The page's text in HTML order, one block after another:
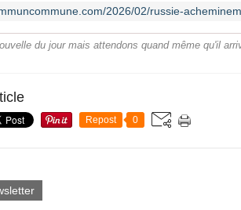
du jour mais attendons quand même qu'il
Repost 0